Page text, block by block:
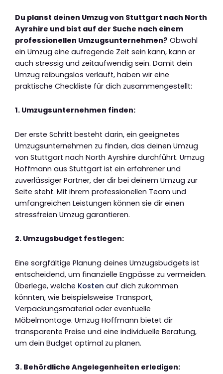
Du planst deinen Umzug von Stuttgart nach North
Ayrshire und bist auf der Suche nach einem
professionellen Umzugsunternehmen? Obwohl
ein Umzug eine aufregende Zeit sein kann, kann er
auch stressig und zeitaufwendig sein. Damit dein
Umzug reibungslos verläuft, haben wir eine
praktische Checkliste für dich zusammengestellt:
1. Umzugsunternehmen finden:
Der erste Schritt besteht darin, ein geeignetes
Umzugsunternehmen zu finden, das deinen Umzug
von Stuttgart nach North Ayrshire durchführt. Umzug
Hoffmann aus Stuttgart ist ein erfahrener und
zuverlässiger Partner, der dir bei deinem Umzug zur
Seite steht. Mit ihrem professionellen Team und
umfangreichen Leistungen können sie dir einen
stressfreien Umzug garantieren.
2. Umzugsbudget festlegen:
Eine sorgfältige Planung deines Umzugsbudgets ist
entscheidend, um finanzielle Engpässe zu vermeiden.
Überlege, welche Kosten auf dich zukommen
könnten, wie beispielsweise Transport,
Verpackungsmaterial oder eventuelle
Möbelmontage. Umzug Hoffmann bietet dir
transparente Preise und eine individuelle Beratung,
um dein Budget optimal zu planen.
3. Behördliche Angelegenheiten erledigen: